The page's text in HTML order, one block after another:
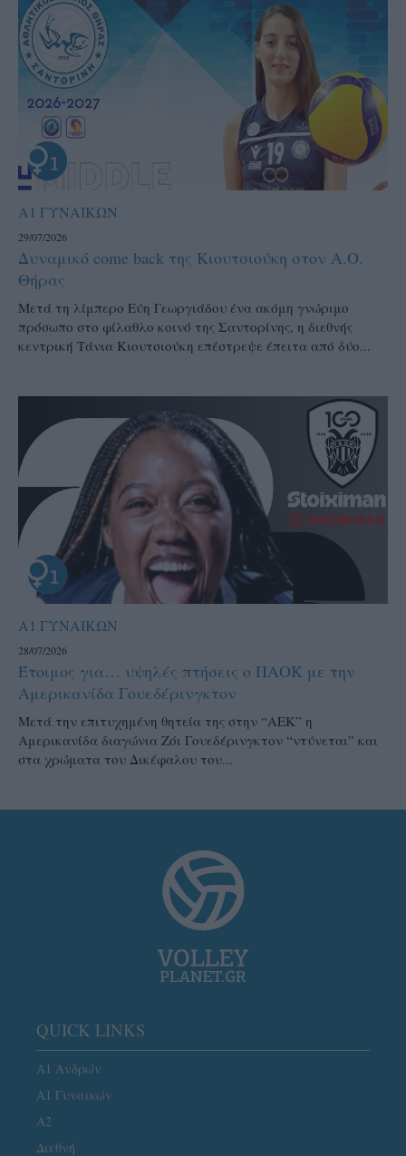
Α1 ΓΥΝΑΙΚΩΝ
29/07/2026
Δυναμικό come back της Κιουτσιούκη στον Α.Ο.
Θήρας
Μετά τη λίμπερο Εύη Γεωργιάδου ένα ακόμη γνώριμο
πρόσωπο στο φίλαθλο κοινό της Σαντορίνης, η διεθνής
κεντρική Τάνια Κιουτσιούκη επέστρεψε έπειτα από δύο...
Α1 ΓΥΝΑΙΚΩΝ
28/07/2026
Έτοιμος για… υψηλές πτήσεις ο ΠΑΟΚ με την
Αμερικανίδα Γουεδέρινγκτον
Μετά την επιτυχημένη θητεία της στην “ΑΕΚ” η
Αμερικανίδα διαγώνια Ζόι Γουεδέρινγκτον “ντύνεται” και
στα χρώματα του Δικέφαλου του...
QUICK LINKS
Α1 Ανδρών
Α1 Γυναικών
A2
Διεθνή